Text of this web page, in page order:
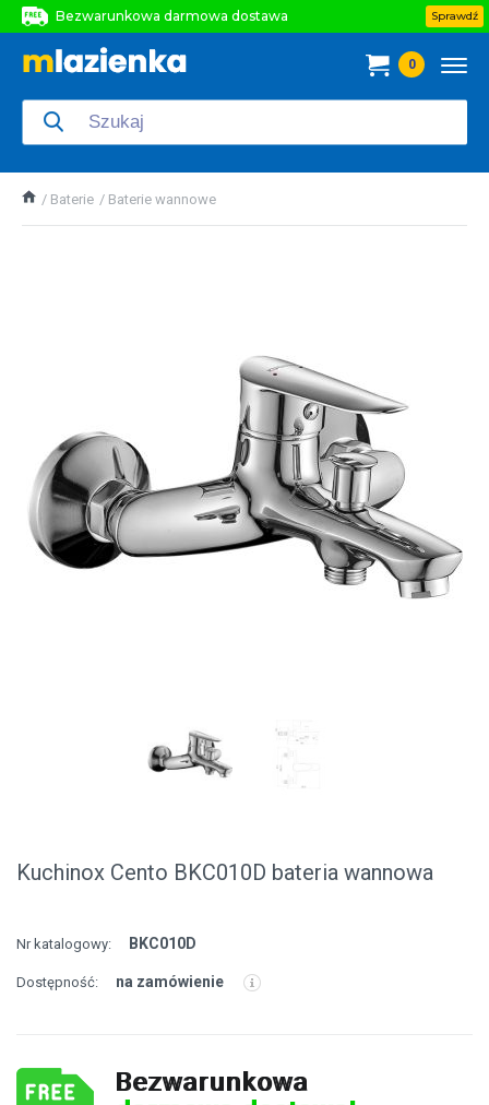
Bezwarunkowa darmowa dostawa
Bezwarunkowa darmowa dostawa
Sprawdź
0
Baterie Baterie wannowe
Kuchinox Cento BKC010D bateria wannowa
Nr katalogowy: BKC010D
Dostępność: na zamówienie
Bezwarunkowa